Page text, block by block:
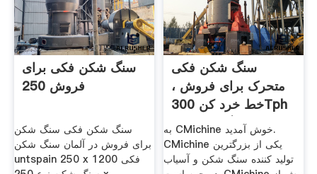
سنگ شکن فکی برای
فروش 250
سنگ شکن فکی سنگ شکن
برای فروش در آلمان سنگ شکن
untspain 250 x 1200 فکی
سنگ شکن فکی
متحرک برای فروش ،
خط خرد کن 300Tph
سنگ فرش در ...
به CMichine خوش آمدید.
CMichine یکی از بزرگترین
تولید کننده سنگ شکن و آسیاب